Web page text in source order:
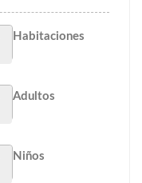
Habitaciones
Adultos
Niños